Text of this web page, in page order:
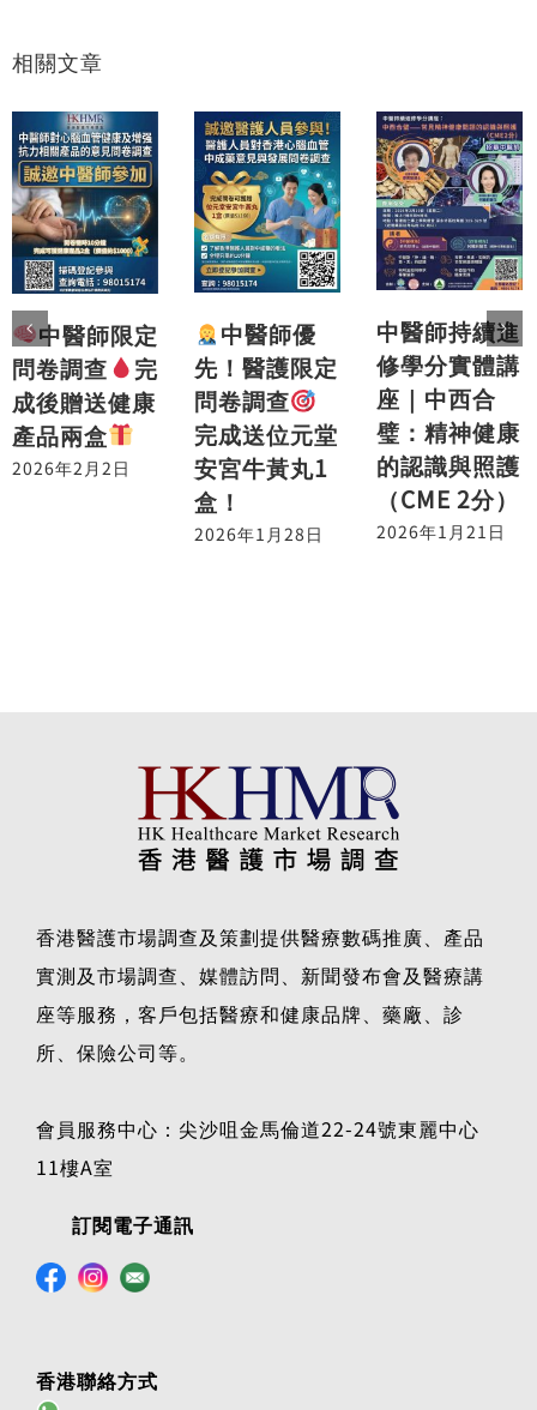
相關文章
中醫師限定
問卷調查
完
成後贈送健康
產品兩盒
2026年2月2日
中醫師優
先！醫護限定
問卷調查
完成送位元堂
安宮牛黃丸1
盒！
2026年1月28日
中醫師持續進
修學分實體講
座｜中西合
璧：精神健康
的認識與照護
（CME 2分）
2026年1月21日
香港醫護市場調查及策劃提供醫療數碼推廣、產品
實測及市場調查、媒體訪問、新聞發布會及醫療講
座等服務，客戶包括醫療和健康品牌、藥廠、診
所、保險公司等。
會員服務中心：尖沙咀金馬倫道22-24號東麗中心
11樓A室
訂閱電子通訊
香港聯絡方式